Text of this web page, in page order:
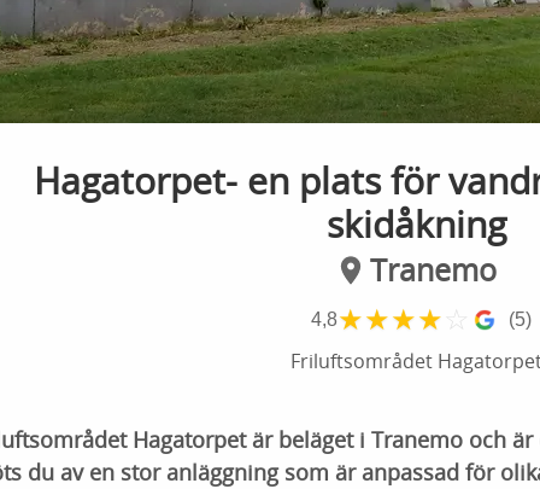
Hagatorpet- en plats för
skidåkning
Tranemo
4,8★★★★ ☆ (5)
Friluftsområdet
Hagatorpet är beläget i Tranemo och
du av en stor anläggning som är anpassad för